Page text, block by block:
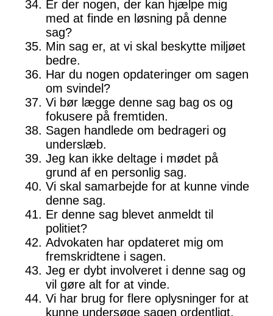
Er der nogen, der kan hjælpe mig
med at finde en løsning på denne
sag?
Min sag er, at vi skal beskytte miljøet
bedre.
Har du nogen opdateringer om sagen
om svindel?
Vi bør lægge denne sag bag os og
fokusere på fremtiden.
Sagen handlede om bedrageri og
underslæb.
Jeg kan ikke deltage i mødet på
grund af en personlig sag.
Vi skal samarbejde for at kunne vinde
denne sag.
Er denne sag blevet anmeldt til
politiet?
Advokaten har opdateret mig om
fremskridtene i sagen.
Jeg er dybt involveret i denne sag og
vil gøre alt for at vinde.
Vi har brug for flere oplysninger for at
kunne undersøge sagen ordentligt.